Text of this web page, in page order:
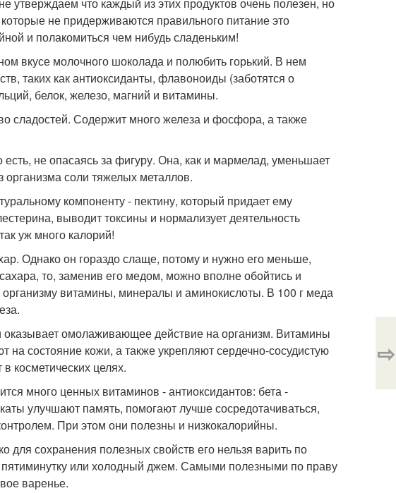
не придерживаются правильного питание это
и полакомиться чем нибудь сладеньким!
вкусе молочного шоколада и полюбить горький. В нем
таких как антиоксиданты, флавоноиды (заботятся о
белок, железо, магний и витамины.
сладостей. Содержит много железа и фосфора, а также
не опасаясь за фигуру. Она, как и мармелад, уменьшает
организма соли тяжелых металлов.
компоненту - пектину, который придает ему
выводит токсины и нормализует деятельность
уж много калорий!
Однако он гораздо слаще, потому и нужно его меньше,
то, заменив его медом, можно вполне обойтись и
витамины, минералы и аминокислоты. В 100 г меда
оказывает омолаживающее действие на организм. Витамины
на состояние кожи, а также укрепляют сердечно-сосудистую
косметических целях.
много ценных витаминов - антиоксидантов: бета -
улучшают память, помогают лучше сосредотачиваться,
При этом они полезны и низкокалорийны.
сохранения полезных свойств его нельзя варить по
или холодный джем. Самыми полезными по праву
варенье.
⇨